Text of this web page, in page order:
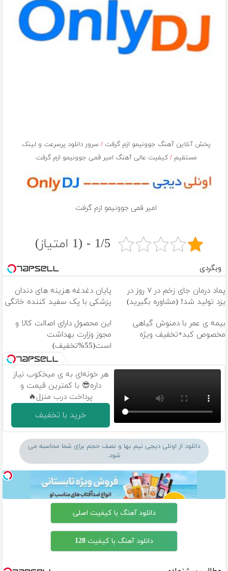
پخش آنلاین آهنگ جوونیمو ازم گرفت/ سرور دانلود پرسرعت و لینک
مستقیم/ کیفیت عالی آهنگ امیر قمی جوونیمو ازم گرفت
امیر قمی جوونیمو ازم گرفت
1/5 - (1 امتیاز)
وبگردی
پماد درمان جای زخم در ۷ روز در
یزد تولید شد! (مشاوره بگیرید)
پایان دغدغه هزینه های دندان
پزشکی با پک سفید کننده خانگی
بیمه ی عمر با دمنوش گیاهی
مخصوص کبد+تخفیف ویژه
این محصول دارای اصالت کالا و
مجوز وزارت بهداشت
است(55%تخفیف)
هر خونه‌ای به ی میخکوب نیاز
داره😎 با کمترین قیمت و
پرداخت درب منزل🔥
خرید با تخفیف
دانلود از اونلی دیجی نیم بها و نصف حجم برای شما محاسبه می
شود.
دانلود آهنگ با کیفیت اصلی
دانلود آهنگ با کیفیت 128